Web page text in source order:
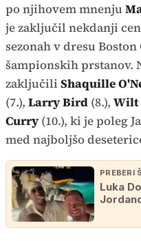
po njihovem mnenju
je zaključil nekdanji
sezonah v dresu
šampionskih prstanov.
zaključili Shaquille
(7.), Larry Bird (8.), Wilt
Curry (10.), ki je poleg
med najboljšo
PREBERI
Luka